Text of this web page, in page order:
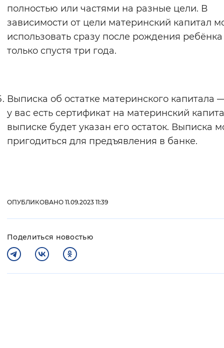
полностью или частями на разные цели. В
зависимости от цели материнский капитал
использовать сразу после рождения
только спустя три года.
Выписка об остатке материнского капитала
у вас есть сертификат на материнский
выписке будет указан его остаток. Выписка
пригодиться для предъявления в банке.
ОПУБЛИКОВАНО 11.09.2023 11:39
Поделиться новостью